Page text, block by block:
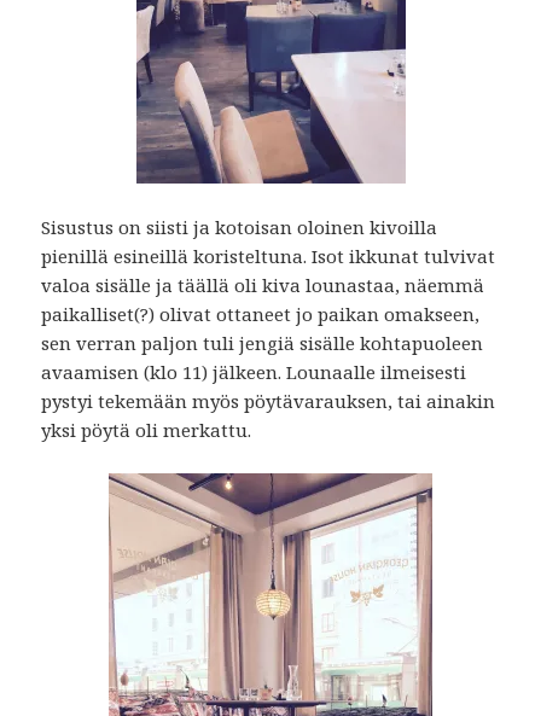
Sisustus on siisti ja kotoisan oloinen kivoilla
pienillä esineillä koristeltuna. Isot ikkunat tulvivat
valoa sisälle ja täällä oli kiva lounastaa, näemmä
paikalliset(?) olivat ottaneet jo paikan omakseen,
sen verran paljon tuli jengiä sisälle kohtapuoleen
avaamisen (klo 11) jälkeen. Lounaalle ilmeisesti
pystyi tekemään myös pöytävarauksen, tai ainakin
yksi pöytä oli merkattu.